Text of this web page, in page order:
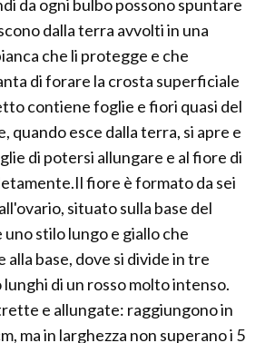
da ogni bulbo possono spuntare
dalla terra avvolti in una
che li protegge e che
di forare la crosta superficiale
contiene foglie e fiori quasi del
quando esce dalla terra, si apre e
di potersi allungare e al fiore di
fiore è formato da sei
situato sulla base del
stilo lungo e giallo che
base, dove si divide in tre
di un rosso molto intenso.
e allungate: raggiungono in
ma in larghezza non superano i 5